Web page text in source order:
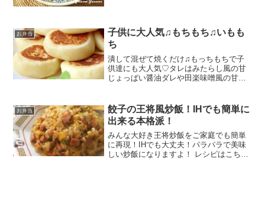
（あれば）☆み...
お弁当
子供に大人気♫もちもち♫いもも
ち
潰して混ぜて焼くだけ♫もっちもちで子
供達にも大人気♡タレはみたらし風の甘
じょっぱい醤油ダレや田楽味噌風の甘味
ゃが芋片栗粉牛乳砂糖塩【醤油ダレ】醤
油...
お弁当
餃子の王将風炒飯！IHでも簡単に
出来る本格派！
みんな大好き王将炒飯をご家庭でも簡単
に再現！IHでも大丈夫！パラパラで美味
しい炒飯になりますよ！ レシピはこちら